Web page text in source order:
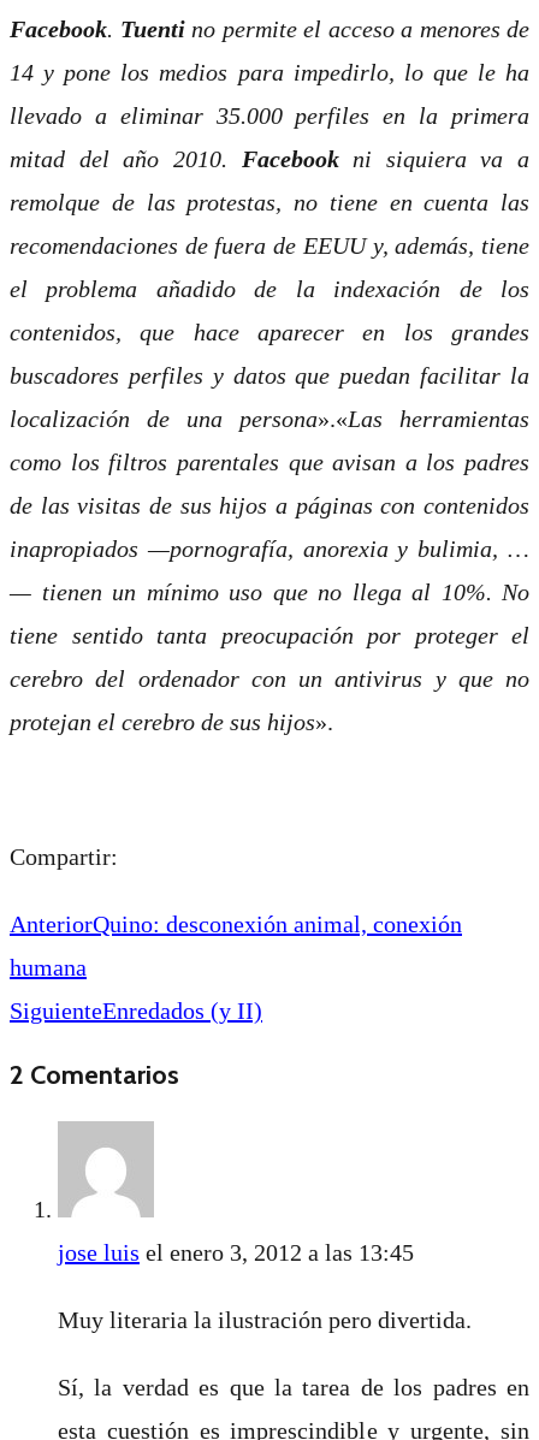
Facebook. Tuentino permite el acceso a menores de
14 y pone los medios para impedirlo, lo que le ha
llevado a eliminar 35.000 perfiles en la primera
mitad del año 2010. Facebookni siquiera va a
remolque de las protestas, no tiene en cuenta las
recomendaciones de fuera de EEUU y, además, tiene
el problema añadido de la indexación de los
contenidos, que hace aparecer en los grandes
buscadores perfiles y datos que puedan facilitar la
localización de una persona».«Las herramientas
como los filtros parentales que avisan a los padres
de las visitas de sus hijos a páginas con contenidos
inapropiados —pornografía, anorexia y bulimia, …
— tienen un mínimo uso que no llega al 10%. No
tiene sentido tanta preocupación por proteger el
cerebro del ordenador con un antivirus y que no
protejan el cerebro de sus hijos».
Compartir:
AnteriorQuino: desconexión animal, conexión
humana
SiguienteEnredados (y II)
2 Comentarios
jose luis el enero 3, 2012 a las 13:45
Muy literaria la ilustración pero divertida.
Sí, la verdad es que la tarea de los padres en
esta cuestión es imprescindible y urgente, sin